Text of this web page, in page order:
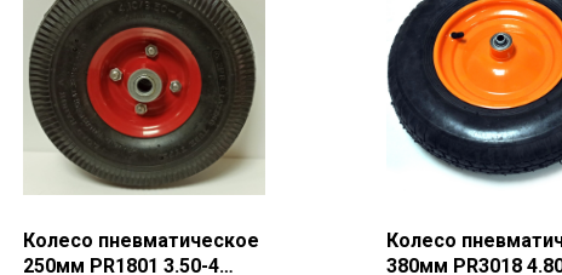
Колесо пневматическое
250мм PR1801 3.50-4
Колесо
380мм PR3018